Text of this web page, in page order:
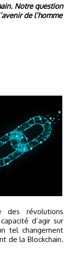
Notre question
de l’homme
d’agir sur
tel changement
de la Blockchain.